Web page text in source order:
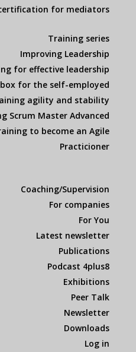
for mediators
Training series
Improving Leadership
for effective leadership
for the self-employed
agility and stability
Scrum Master Advanced
to become an Agile
Practicioner
Coaching/Supervision
For companies
For You
Latest newsletter
Publications
Podcast 4plus8
Exhibitions
Peer Talk
Newsletter
Downloads
Log in